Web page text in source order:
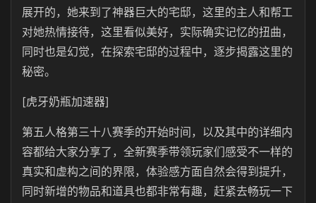
展开的，她来到了神器巨大的宅邸，这里的主人和帮工
对她热情接待，这里看似美好，实际确实记忆的扭曲，
同时也是幻觉，在探索宅邸的过程中，逐步揭露这里的
秘密。
[虎牙奶瓶加速器]
第五人格第三十八赛季的开始时间，以及其中的详细内
容都给大家分享了，全新赛季带领玩家们感受不一样的
真实和虚构之间的界限‌，体验感方面自然会得到提升，
同时新增的物品和道具也都非常有趣，赶紧去畅玩一下